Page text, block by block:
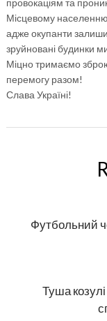
провокаціям та
Місцевому
адже окупанти
зруйновані будинки
Міцно тримаємо
перемогу разом!
Слава Україні!
Футбольний
Туша